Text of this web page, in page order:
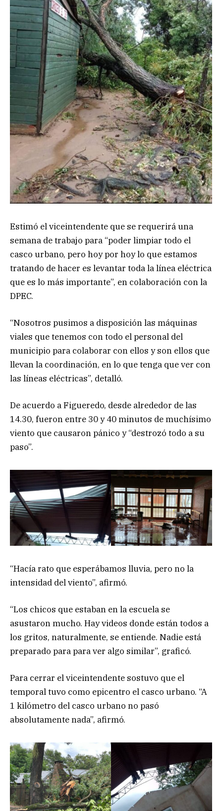
Estimó el viceintendente que se requerirá una
semana de trabajo para “poder limpiar todo el
casco urbano, pero hoy por hoy lo que estamos
tratando de hacer es levantar toda la línea eléctrica
que es lo más importante”, en colaboración con la
DPEC.
“Nosotros pusimos a disposición las máquinas
viales que tenemos con todo el personal del
municipio para colaborar con ellos y son ellos que
llevan la coordinación, en lo que tenga que ver con
las líneas eléctricas”, detalló.
De acuerdo a Figueredo, desde alrededor de las
14.30, fueron entre 30 y 40 minutos de muchísimo
viento que causaron pánico y “destrozó todo a su
paso”.
“Hacía rato que esperábamos lluvia, pero no la
intensidad del viento”, afirmó.
“Los chicos que estaban en la escuela se
asustaron mucho. Hay videos donde están todos a
los gritos, naturalmente, se entiende. Nadie está
preparado para para ver algo similar”, graficó.
Para cerrar el viceintendente sostuvo que el
temporal tuvo como epicentro el casco urbano. “A
1 kilómetro del casco urbano no pasó
absolutamente nada”, afirmó.